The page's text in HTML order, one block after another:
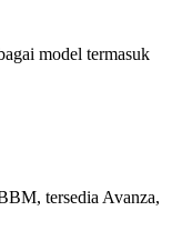
model termasuk
tersedia Avanza,